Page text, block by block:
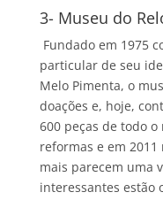
3- Museu do
Fundado em 1975
particular de seu
Melo Pimenta, o
doações e, hoje,
600 peças de todo
reformas e em
mais parecem uma
interessantes estão